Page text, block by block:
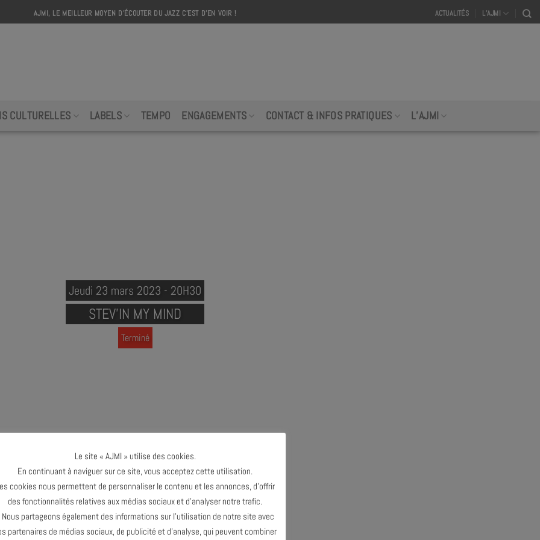
AJMI, LE MEILLEUR MOYEN D'ÉCOUTER DU JAZZ C'EST D'EN VOIR ! ACTUALITÉS L’AJMI
CULTURELLES LABELS TEMPO ENGAGEMENTS CONTACT & INFOS PRATIQUES L’AJMI
Jeudi 23 mars 2023 - 20H30
STEV’IN MY MIND
Terminé
- FABRICE MARTINEZ QUARTET
: basse
: guitare
: batterie
Le site « AJMI » utilise des cookies.
En continuant à naviguer sur ce site, vous acceptez cette utilisation.
cookies nous permettent de personnaliser le contenu et les annonces, d’offrir
des fonctionnalités relatives aux médias sociaux et d’analyser notre trafic.
Nous partageons également des informations sur l’utilisation de notre site avec
partenaires de médias sociaux, de publicité et d’analyse, qui peuvent combiner